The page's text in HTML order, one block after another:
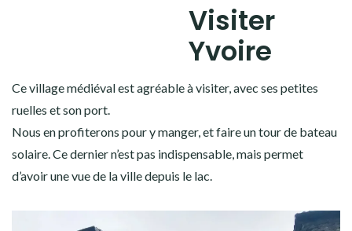
Visiter
Yvoire
Ce village médiéval est agréable à visiter, avec ses petites
ruelles et son port.
Nous en profiterons pour y manger, et faire un tour de bateau
solaire. Ce dernier n’est pas indispensable, mais permet
d’avoir une vue de la ville depuis le lac.